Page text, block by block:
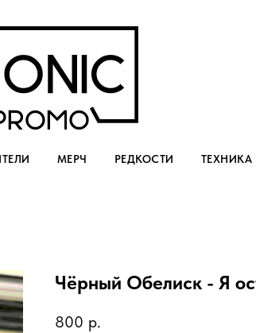
МЕРЧ РЕДКОСТИ ТЕХНИКА
Чёрный Обелиск - Я
800 р.